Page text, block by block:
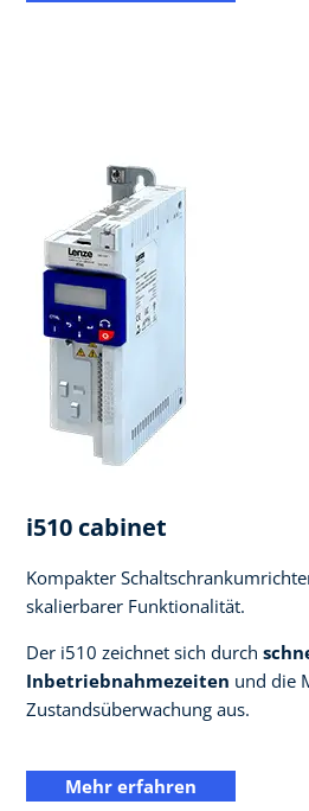
i510 cabinet
Kompakter
skalierbarer Funktionalität.
Der i510 zeichnet sich durch
Inbetriebnahmezeiten und die
Zustandsüberwachung aus.
Mehr erfahren